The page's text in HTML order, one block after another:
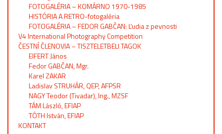
FOTOGALÉRIA – KOMÁRNO 1970-1985
HISTÓRIA A RETRO-fotogaléria
FOTOGALÉRIA – FEDOR GABČAN: Ľudia z pevnosti
V4 International Photography Competition
ČESTNÍ ČLENOVIA – TISZTELETBELI TAGOK
EIFERT János
Fedor GABČAN, Mgr.
Karel ZAKAR
Ladislav STRUHÁR, QEP, AFPSR
NAGY Teodor (Tivadar), Ing., MZSF
TÁM László, EFIAP
TÓTH István, EFIAP
KONTAKT